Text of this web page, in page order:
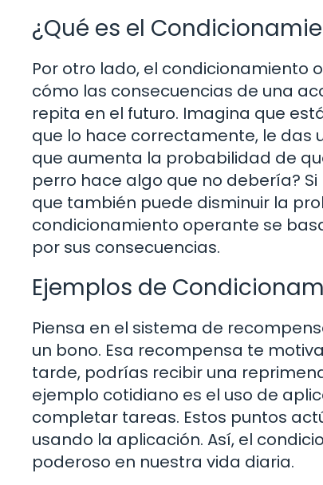
¿Qué es el
Por otro lado, el condicionamiento
cómo las consecuencias de una
repita en el futuro. Imagina que
que lo hace correctamente, le das
que aumenta la probabilidad de
perro hace algo que no debería?
que también puede disminuir la
condicionamiento operante se
por sus consecuencias.
Ejemplos de
Piensa en el sistema de
un bono. Esa recompensa te
tarde, podrías recibir una
ejemplo cotidiano es el uso de
completar tareas. Estos puntos
usando la aplicación. Así, el
poderoso en nuestra vida diaria.